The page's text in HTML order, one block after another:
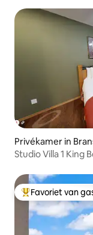
Privékamer in
Studio Villa 1
Topfavoriet van
Favoriet van